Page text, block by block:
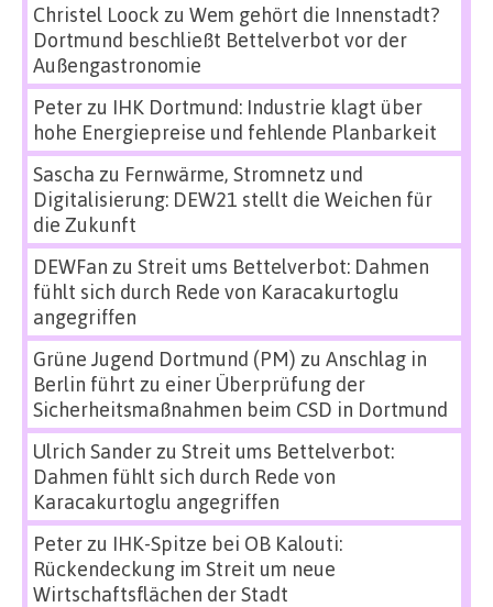
Christel Loock zu Wem gehört die Innenstadt?
Dortmund beschließt Bettelverbot vor der
Außengastronomie
Peterzu IHK Dortmund: Industrie klagt über
hohe Energiepreise und fehlende Planbarkeit
Sascha zu Fernwärme, Stromnetz und
Digitalisierung: DEW21 stellt die Weichen für
die Zukunft
DEWFan zu Streit ums Bettelverbot: Dahmen
fühlt sich durch Rede von Karacakurtoglu
angegriffen
Grüne Jugend Dortmund (PM) zu Anschlag in
Berlin führt zu einer Überprüfung der
Sicherheitsmaßnahmen beim CSD in Dortmund
Ulrich Sanderzu Streit ums Bettelverbot:
Dahmen fühlt sich durch Rede von
Karacakurtoglu angegriffen
Peterzu IHK-Spitze bei OB Kalouti:
Rückendeckung im Streit um neue
Wirtschaftsflächen der Stadt